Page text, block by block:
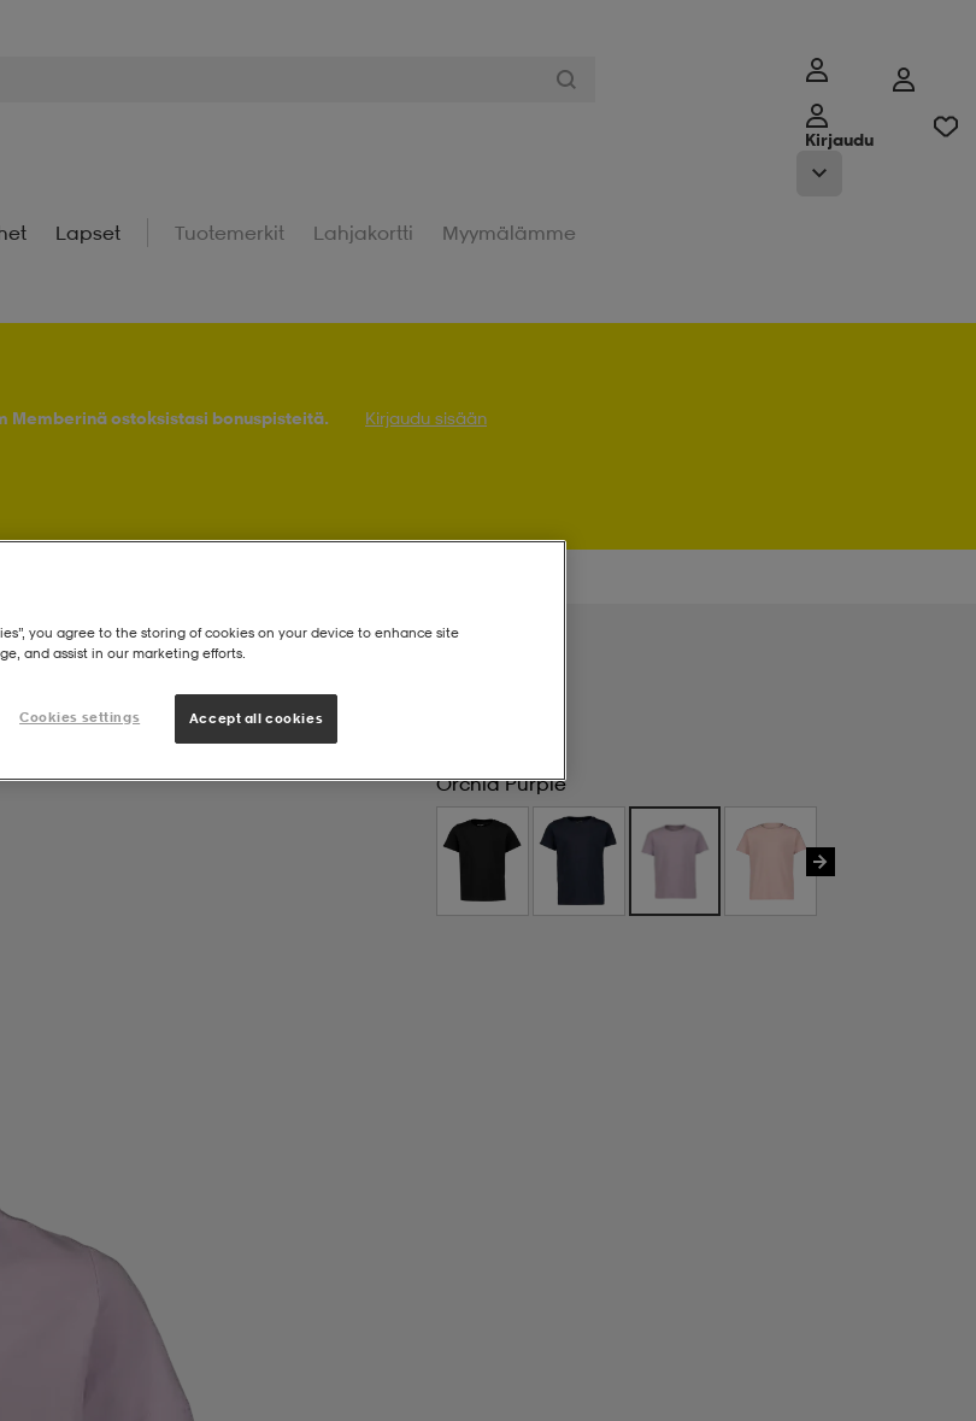
Kirjaudu
Lapset Tuotemerkit Lahjakortti Myymälämme
Memberinä ostoksistasi bonuspisteitä. Kirjaudu sisään
Orchid Purple
you agree to the storing of cookies on your device to enhance site
and assist in our marketing efforts.
Cookies settings Accept all cookies